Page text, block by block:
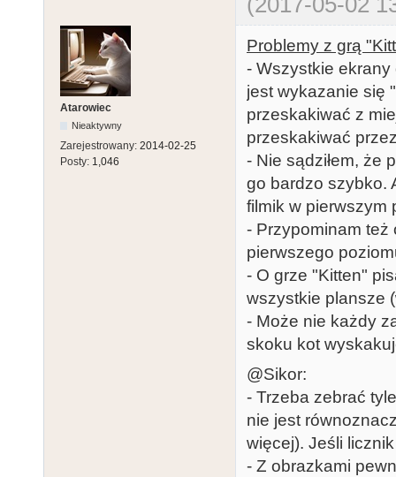
Atarowiec
Nieaktywny
Zarejestrowany: 2014-02-25
Posty: 1,046
Problemy z grą
- Wszystkie
jest wykazanie się
przeskakiwać z
przeskakiwać
- Nie sądziłem, że
go bardzo szybko.
filmik w pierwszym
- Przypominam też
pierwszego
- O grze "Kitten"
wszystkie plansze
- Może nie każdy
skoku kot
@Sikor:
- Trzeba zebrać
nie jest
więcej). Jeśli
- Z obrazkami